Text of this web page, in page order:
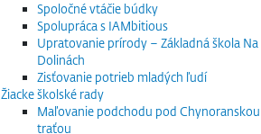
Spoločné vtáčie búdky
Spolupráca s IAMbitious
Upratovanie prírody – Základná škola Na
Dolinách
Zisťovanie potrieb mladých ľudí
Žiacke školské rady
Maľovanie podchodu pod Chynoranskou
traťou